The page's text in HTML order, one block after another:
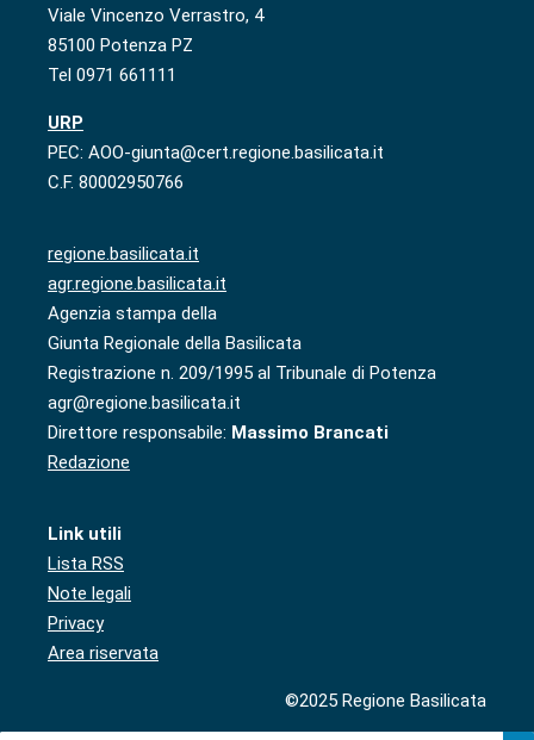
Viale Vincenzo Verrastro, 4
85100 Potenza PZ
Tel 0971 661111
URP
PEC: AOO-giunta@cert.regione.basilicata.it
C.F. 80002950766
regione.basilicata.it
agr.regione.basilicata.it
Agenzia stampa della
Giunta Regionale della Basilicata
Registrazione n. 209/1995 al Tribunale di Potenza
agr@regione.basilicata.it
Direttore responsabile: Massimo Brancati
Redazione
Link utili
Lista RSS
Note legali
Privacy
Area riservata
©2025 Regione Basilicata